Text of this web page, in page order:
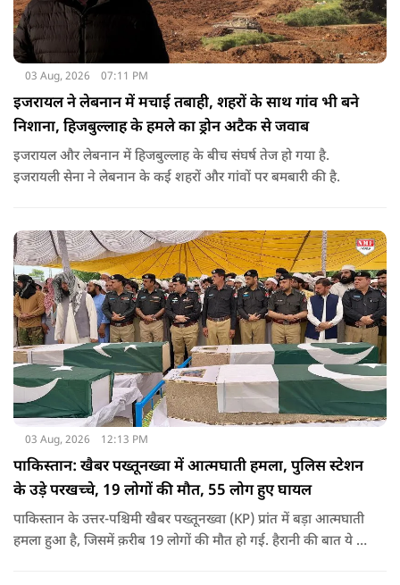
03 Aug, 2026 07:11 PM
इजरायल ने लेबनान में मचाई तबाही, शहरों के साथ गांव भी बने
निशाना, हिजबुल्लाह के हमले का ड्रोन अटैक से जवाब
इजरायल और लेबनान में हिजबुल्लाह के बीच संघर्ष तेज हो गया है.
इजरायली सेना ने लेबनान के कई शहरों और गांवों पर बमबारी की है.
03 Aug, 2026 12:13 PM
पाकिस्तान: खैबर पख्तूनख्वा में आत्मघाती हमला, पुलिस स्टेशन
के उड़े परखच्चे, 19 लोगों की मौत, 55 लोग हुए घायल
पाकिस्तान के उत्तर-पश्चिमी खैबर पख्तूनख्वा (KP) प्रांत में बड़ा आत्मघाती
हमला हुआ है, जिसमें क़रीब 19 लोगों की मौत हो गई. हैरानी की बात ये है